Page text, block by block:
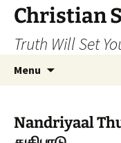
Skip
content
Christian
Truth Will Set
Menu
Nandriyaal